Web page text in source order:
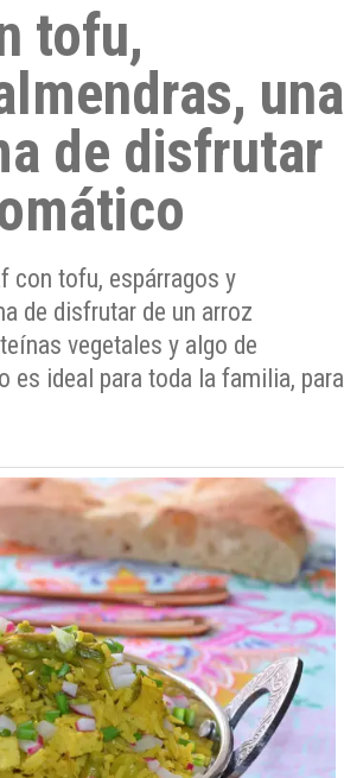
tofu,
una
de disfrutar
con tofu, espárragos y
de disfrutar de un arroz
vegetales y algo de
es ideal para toda la familia, para